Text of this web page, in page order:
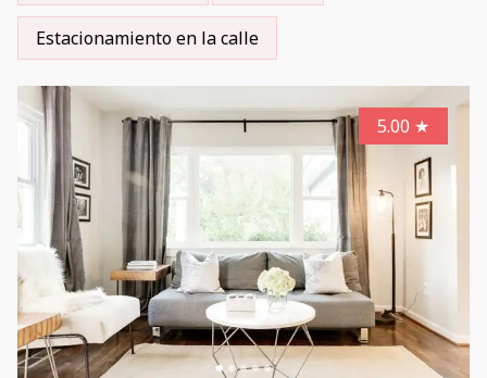
Estacionamiento en la calle
5.00 ★